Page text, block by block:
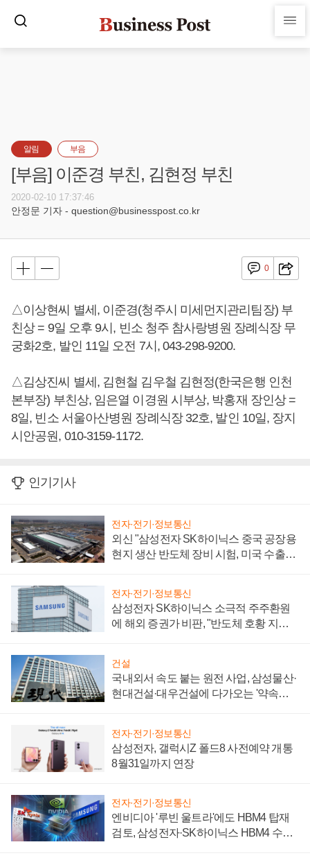
알림 부음
[부음] 이준경 부친, 김현정 부친
2020-02-10 17:37:46
안정문 기자 - question@businesspost.co.kr
0
△이상현씨 별세, 이준경(청주시 미세먼지관리팀장) 부
친상 = 9일 오후 9시, 빈소 청주 참사랑병원 장례식장 무
궁화2호, 발인 11일 오전 7시, 043-298-9200.
△김상진씨 별세, 김현철 김우철 김현정(한국은행 인천
본부장) 부친상, 임은열 이경원 시부상, 박홍재 장인상 =
8일, 빈소 서울아산병원 장례식장 32호, 발인 10일, 장지
시안공원, 010-3159-1172.
인기기사
전자·전기·정보통신
외신 "삼성전자 SK하이닉스 중국 공장용
현지 생산 반도체 장비 시험, 미국 수출통
전자·전기·정보통신
삼성전자 SK하이닉스 소극적 주주환원
에 해외 증권가 비판, "반도체 호황 지속
건설
국내외서 속도 붙는 원전 사업, 삼성물산·
현대건설·대우건설에 다가오는 '약속의
전자·전기·정보통신
삼성전자, 갤럭시Z 폴드8 사전예약 개통
8월31일까지 연장
전자·전기·정보통신
엔비디아 '루빈 울트라'에도 HBM4 탑재
검토, 삼성전자·SK하이닉스 HBM4 수율